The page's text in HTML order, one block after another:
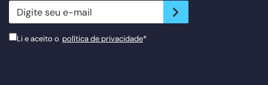
newsletter.suscribe
Li e aceito o política de privacidade*